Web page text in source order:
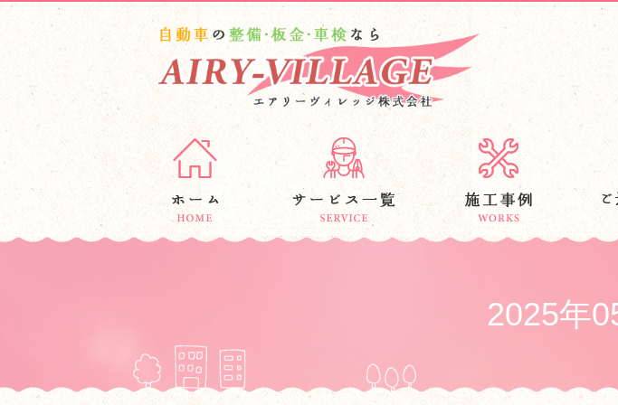
2025年